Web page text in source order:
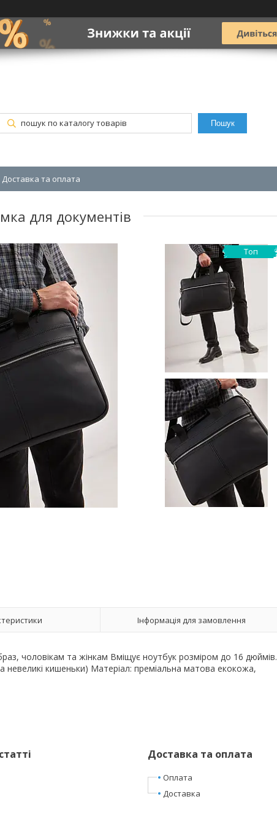
Пошук
Доставка та оплата
для документів
Топ
Інформація для замовлення
чоловікам та жінкам Вміщує ноутбук розміром до 16 дюймів.
невеликі кишеньки) Матеріал: преміальна матова екокожа,
Доставка та оплата
Оплата
Доставка